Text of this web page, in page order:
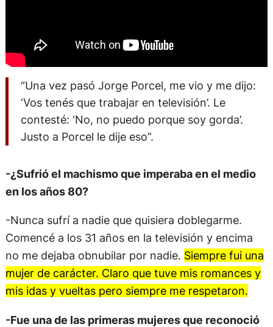
“Una vez pasó Jorge Porcel, me vio y me dijo:
‘Vos tenés que trabajar en televisión’. Le
contesté: ‘No, no puedo porque soy gorda’.
Justo a Porcel le dije eso”.
-¿Sufrió el machismo que imperaba en el medio
en los años 80?
-Nunca sufrí a nadie que quisiera doblegarme.
Comencé a los 31 años en la televisión y encima
no me dejaba obnubilar por nadie. Siempre fui una
mujer de carácter. Claro que tuve mis romances y
mis idas y vueltas pero siempre me respetaron.
-Fue una de las primeras mujeres que reconoció